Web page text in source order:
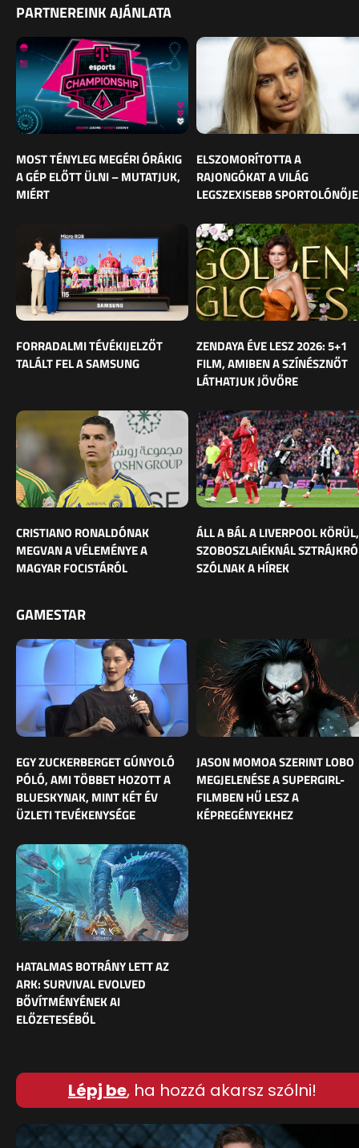
PARTNEREINK AJÁNLATA
MOST TÉNYLEG MEGÉRI ÓRÁKIG
A GÉP ELŐTT ÜLNI – MUTATJUK,
MIÉRT
ELSZOMORÍTOTTA A
RAJONGÓKAT A VILÁG
LEGSZEXISEBB SPORTOLÓNŐJE
FORRADALMI TÉVÉKIJELZŐT
TALÁLT FEL A SAMSUNG
ZENDAYA ÉVE LESZ 2026: 5+1
FILM, AMIBEN A SZÍNÉSZNŐT
LÁTHATJUK JÖVŐRE
CRISTIANO RONALDÓNAK
MEGVAN A VÉLEMÉNYE A
MAGYAR FOCISTÁRÓL
ÁLL A BÁL A LIVERPOOL KÖRÜL,
SZOBOSZLAIÉKNÁL
SZÓLNAK A HÍREK
GAMESTAR
EGY ZUCKERBERGET GÚNYOLÓ
PÓLÓ, AMI TÖBBET HOZOTT A
BLUESKYNAK, MINT KÉT ÉV
ÜZLETI TEVÉKENYSÉGE
JASON MOMOA SZERINT LOBO
MEGJELENÉSE A SUPERGIRL-
FILMBEN HŰ LESZ A
KÉPREGÉNYEKHEZ
HATALMAS BOTRÁNY LETT AZ
ARK: SURVIVAL EVOLVED
BŐVÍTMÉNYÉNEK AI
ELŐZETESÉBŐL
Lépj be, ha hozzá akarsz szólni!